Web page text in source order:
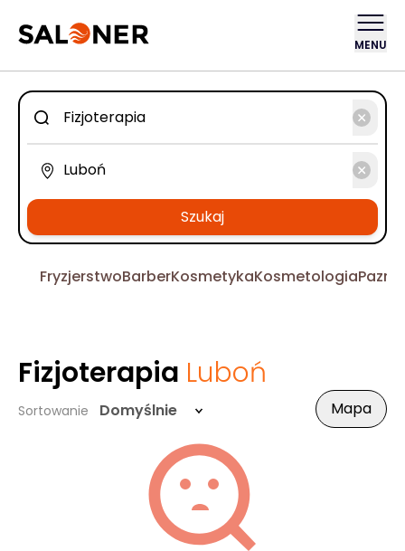
MENU
Szukaj
FryzjerstwoBarberKosmetykaKosmetologia
Fizjoterapia Luboń
Sortowanie Domyślnie Mapa